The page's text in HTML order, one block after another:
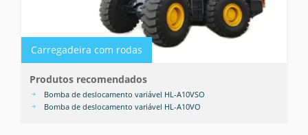
Carregadeira com rodas
Produtos recomendados
Bomba de deslocamento variável HL-A10VSO
Bomba de deslocamento variável HL-A10VO